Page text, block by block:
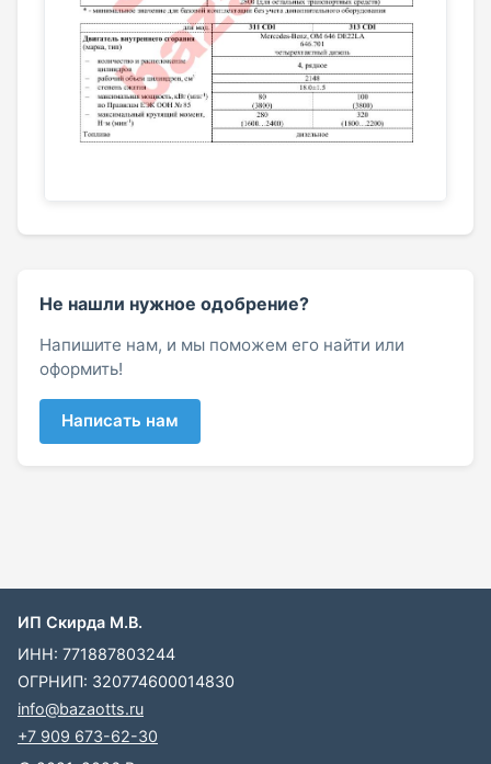
Не нашли нужное одобрение?
Напишите нам, и мы поможем его найти или
оформить!
Написать нам
ИП Скирда М.В.
ИНН: 771887803244
ОГРНИП: 320774600014830
info@bazaotts.ru
+7 909 673-62-30